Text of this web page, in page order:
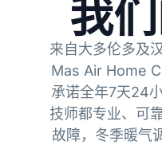
我
来自大多伦多及
Mas Air Home
承诺全年7天24
技师都专业、可
故障，冬季暖气